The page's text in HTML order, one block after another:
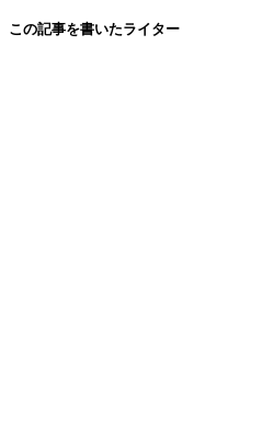
この記事を書いたライター